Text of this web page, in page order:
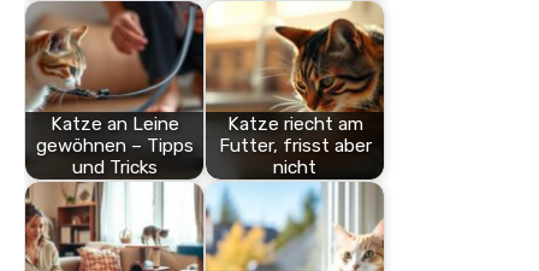
Katze an Leine
gewöhnen – Tipps
und Tricks
Katze riecht am
Futter, frisst aber
nicht